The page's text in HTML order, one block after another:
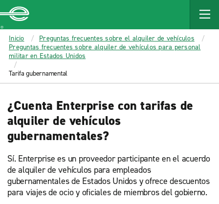
MAIN
CONTENT
Enterprise
Inicio
Preguntas frecuentes sobre el alquiler de vehículos
Preguntas frecuentes sobre alquiler de vehículos para personal
militar en Estados Unidos
Tarifa gubernamental
¿Cuenta Enterprise con tarifas de
alquiler de vehículos
gubernamentales?
Sí. Enterprise es un proveedor participante en el acuerdo
de alquiler de vehículos para empleados
gubernamentales de Estados Unidos y ofrece descuentos
para viajes de ocio y oficiales de miembros del gobierno.